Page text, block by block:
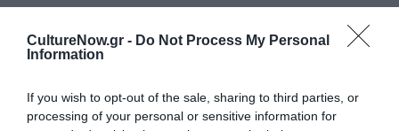
CultureNow.gr - Do Not Process My Personal
Information
If you wish to opt-out of the sale, sharing to third parties, or
processing of your personal or sensitive information for
για την Τέχνη και τον
Πολιτισμό στοCulturenow.gr
Νέοι Διαγωνισμοί❯